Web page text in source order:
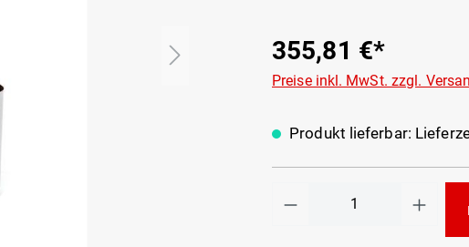
355,81 €*
Preise inkl. MwSt. zzgl.
Produkt lieferbar: